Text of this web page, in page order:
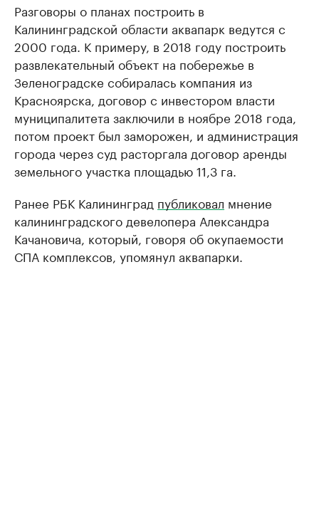
Разговоры о планах построить в
Калининградской области аквапарк ведутся с
2000 года. К примеру, в 2018 году построить
развлекательный объект на побережье в
Зеленоградске собиралась компания из
Красноярска, договор с инвестором власти
муниципалитета заключили в ноябре 2018 года,
потом проект был заморожен, и администрация
города через суд расторгала договор аренды
земельного участка площадью 11,3 га.
Ранее РБК Калининград публиковал мнение
калининградского девелопера Александра
Качановича, который, говоря об окупаемости
СПА комплексов, упомянул аквапарки.